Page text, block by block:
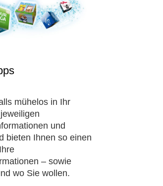
mühelos in Ihr
und
bieten Ihnen so einen
– sowie
wo Sie wollen.